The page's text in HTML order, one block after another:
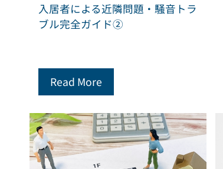
入居者による近隣問題・騒音トラ
ブル完全ガイド②
Read More